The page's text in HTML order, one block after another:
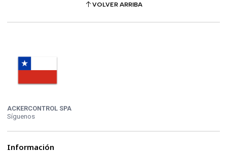
VOLVER ARRIBA
ACKERCONTROL SPA
Síguenos
Información